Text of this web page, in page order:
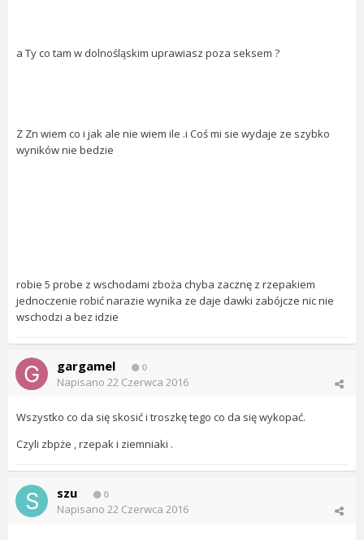
a Ty co tam w dolnośląskim uprawiasz poza seksem ?
Z Zn wiem co i jak ale nie wiem ile .i Coś mi sie wydaje ze szybko
wyników nie bedzie
robie 5 probe z wschodami zboża chyba zacznę z rzepakiem
jednoczenie robić narazie wynika ze daje dawki zabójcze nic nie
wschodzi a bez idzie
gargamel 0
Napisano 22 Czerwca 2016
Wszystko co da się skosić i troszkę tego co da się wykopać.
Czyli zbpże , rzepak i ziemniaki .
szu 0
Napisano 22 Czerwca 2016